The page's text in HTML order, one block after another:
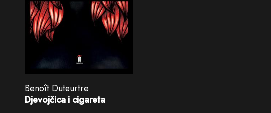
Benoît Duteurtre
Djevojčica i cigareta